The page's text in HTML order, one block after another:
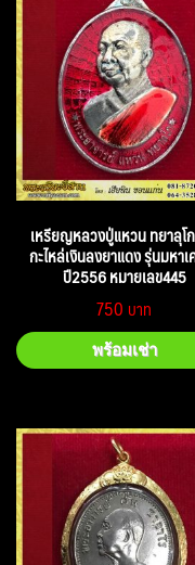
เหรียญหลวงปู่แหวน ทยาลุโ
กะไหล่เงินลงยาแดง รุ่นมหา
ปี2556 หมายเลข445
750
พร้อมเช่า